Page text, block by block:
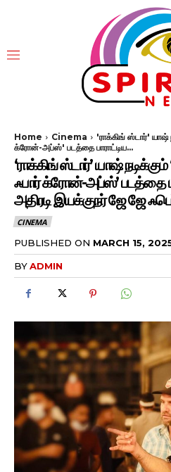
Home Cinema
'ராக்கிங் ஸ்டார்' யாஷ்
க்ரோன்-அப்ஸ்' படத்தை பாராட்டிய...
‘ராக்கிங் ஸ்டார்’ யாஷ்
ஃபார் க்ரோன்-அப்ஸ்’ படத்தை
அதிரடி இயக்குநர் ஜே ஜே
CINEMA
PUBLISHED ON MARCH 15,
BYADMIN